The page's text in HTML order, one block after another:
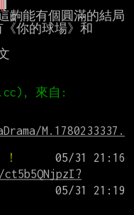
齣能有個圓滿的結局
你的球場》和
來自:
M.1780233337.